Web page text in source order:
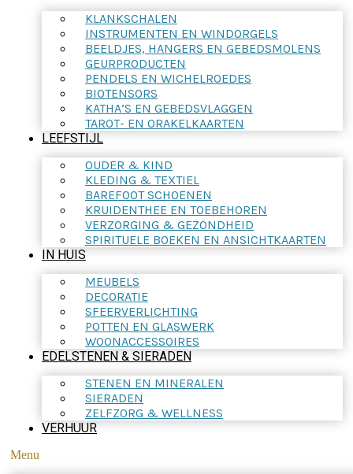
KLANKSCHALEN
INSTRUMENTEN EN WINDORGELS
BEELDJES, HANGERS EN GEBEDSMOLENS
GEURPRODUCTEN
PENDELS EN WICHELROEDES
BIOTENSORS
KATHA’S EN GEBEDSVLAGGEN
TAROT- EN ORAKELKAARTEN
LEEFSTIJL
OUDER & KIND
KLEDING & TEXTIEL
BAREFOOT SCHOENEN
KRUIDENTHEE EN TOEBEHOREN
VERZORGING & GEZONDHEID
SPIRITUELE BOEKEN EN ANSICHTKAARTEN
IN HUIS
MEUBELS
DECORATIE
SFEERVERLICHTING
POTTEN EN GLASWERK
WOONACCESSOIRES
EDELSTENEN & SIERADEN
STENEN EN MINERALEN
SIERADEN
ZELFZORG & WELLNESS
VERHUUR
Menu